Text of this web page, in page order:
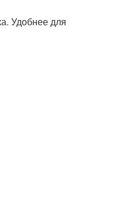
Удобнее для